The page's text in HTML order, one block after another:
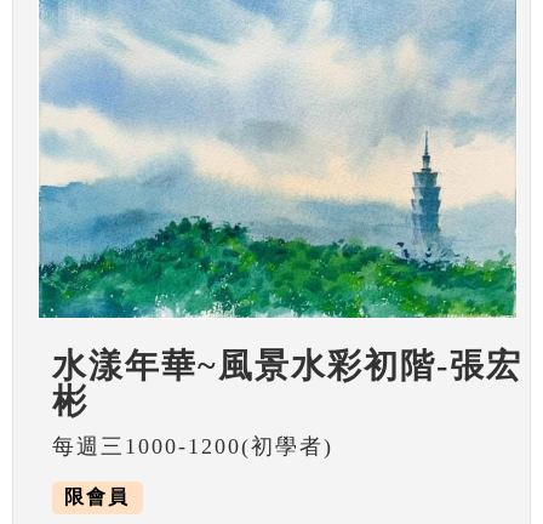
水漾年華~風景水彩初階-張宏
彬
每週三1000-1200(初學者)
限會員